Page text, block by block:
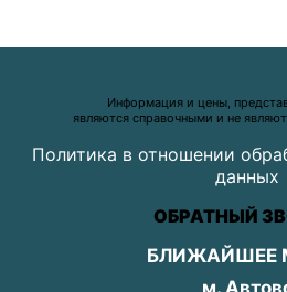
Информация и цены,
являются справочными и не
Политика в отношении
данных
ОБРАТНЫЙ
БЛИЖАЙШЕЕ